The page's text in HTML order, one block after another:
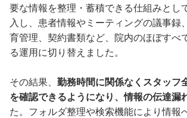
要な情報を整理・蓄積できる仕組みとし
入し、患者情報やミーティングの議事録
育管理、契約書類など、院内のほぼすべ
る運用に切り替えました。
その結果、 勤務時間に関係なくスタッフ
を確認できるようになり、情報の伝達漏
た。フォルダ整理や検索機能により情報